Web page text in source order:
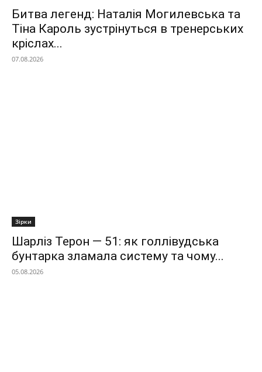
Битва легенд: Наталія Могилевська та
Тіна Кароль зустрінуться в тренерських
кріслах...
07.08.2026
Зірки
Шарліз Терон — 51: як голлівудська
бунтарка зламала систему та чому...
05.08.2026